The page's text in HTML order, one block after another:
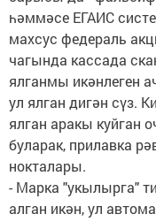
һәммәсе ЕГАИС
махсус федераль
чагында кассада
ялганмы икәнлеген
ул ялган дигән сүз.
ялган аракы куйган
буларак, прилавка
нокталары.
- Марка "укылырга"
алган икән, ул